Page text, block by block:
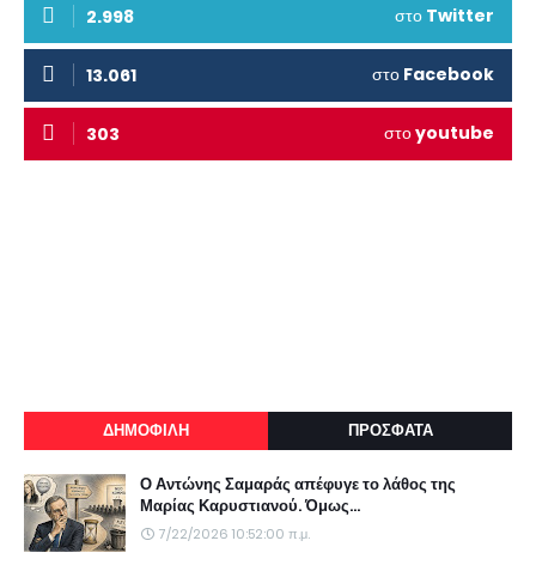
2.998 στο Twitter
13.061 στο Facebook
303 στοyoutube
ΔΗΜΟΦΙΛΗ ΠΡΟΣΦΑΤΑ
Ο Αντώνης Σαμαράς απέφυγε το λάθος της
Μαρίας Καρυστιανού. Όμως...
7/22/2026 10:52:00 π.μ.